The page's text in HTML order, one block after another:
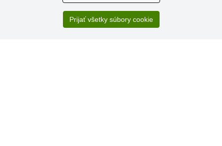
Veľká spokojnosť. Volal mi odtiaľ veľmi milý pán, že
zásielka sa nezmestí do boxu, tak sme to dali na poštu....
Prijať všetky súbory cookie